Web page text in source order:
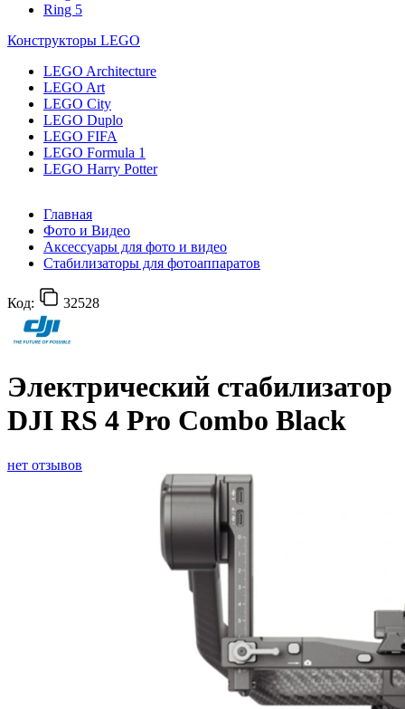
Ring 5
Конструкторы LEGO
LEGO Architecture
LEGO Art
LEGO City
LEGO Duplo
LEGO FIFA
LEGO Formula 1
LEGO Harry Potter
Главная
Фото и Видео
Аксессуары для фото и видео
Стабилизаторы для фотоаппаратов
Код: 32528
Электрический стабилизатор
DJI RS 4 Pro Combo Black
нет отзывов